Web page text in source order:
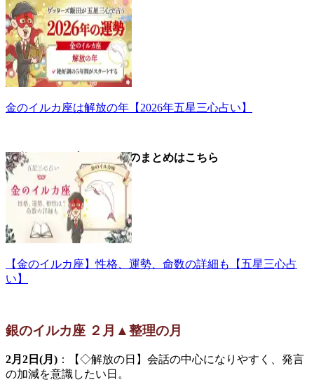
金のイルカ座は解放の年【2026年五星三心占い】
▼金のイルカ座についてのまとめはこちら
【金のイルカ座】性格、運勢、命数の詳細も【五星三心占
い】
銀のイルカ座 ２月▲整理の月
2月2日(月) ：【◇解放の日】会話の中心になりやすく、発言
の加減を意識したい日。